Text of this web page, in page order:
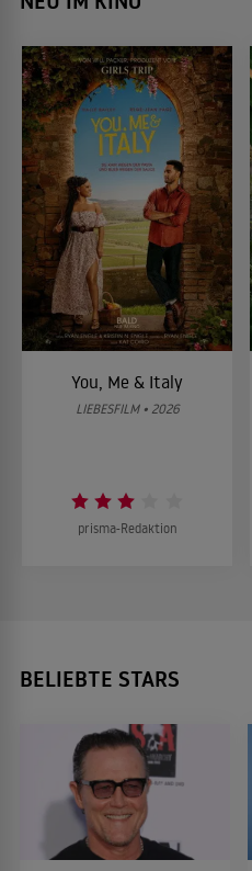
You, Me & Italy
LIEBESFILM • 2026
prisma-Redaktion
BELIEBTE STARS